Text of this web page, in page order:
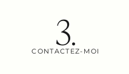
3.
CONTACTEZ-MOI